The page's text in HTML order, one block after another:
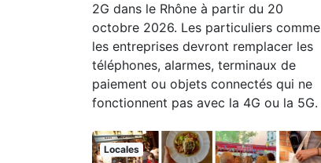
2G dans le Rhône à partir du 20
octobre 2026. Les particuliers comme
les entreprises devront remplacer les
téléphones, alarmes, terminaux de
paiement ou objets connectés qui ne
fonctionnent pas avec la 4G ou la 5G.
Locales